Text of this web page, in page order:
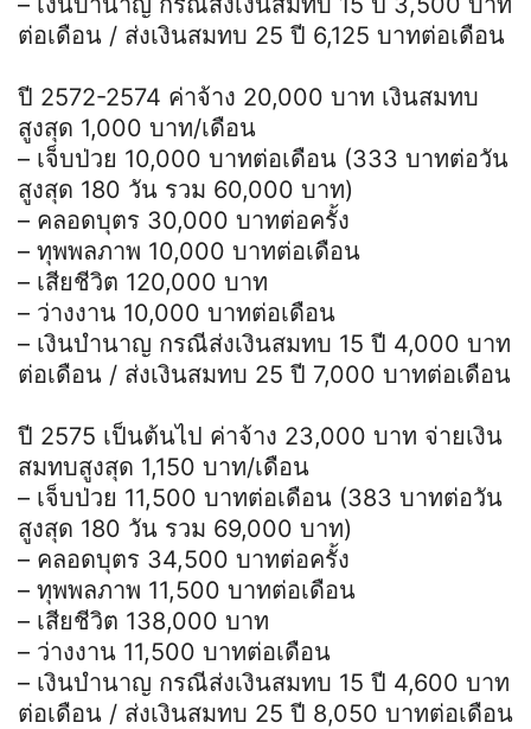
ต่อเดือน / ส่งเงินสมทบ 25 ปี 6,125 บาทต่อเดือน
ปี 2572-2574 ค่าจ้าง 20,000 บาท เงินสมทบ
สูงสุด 1,000 บาท/เดือน
– เจ็บป่วย 10,000 บาทต่อเดือน (333 บาทต่อวัน
สูงสุด 180 วัน รวม 60,000 บาท)
– คลอดบุตร 30,000 บาทต่อครั้ง
– ทุพพลภาพ 10,000 บาทต่อเดือน
– เสียชีวิต 120,000 บาท
– ว่างงาน 10,000 บาทต่อเดือน
– เงินบำนาญ กรณีส่งเงินสมทบ 15 ปี 4,000 บาท
ต่อเดือน / ส่งเงินสมทบ 25 ปี 7,000 บาทต่อเดือน
ปี 2575 เป็นต้นไป ค่าจ้าง 23,000 บาท จ่ายเงิน
สมทบสูงสุด 1,150 บาท/เดือน
– เจ็บป่วย 11,500 บาทต่อเดือน (383 บาทต่อวัน
สูงสุด 180 วัน รวม 69,000 บาท)
– คลอดบุตร 34,500 บาทต่อครั้ง
– ทุพพลภาพ 11,500 บาทต่อเดือน
– เสียชีวิต 138,000 บาท
– ว่างงาน 11,500 บาทต่อเดือน
– เงินบำนาญ กรณีส่งเงินสมทบ 15 ปี 4,600 บาท
ต่อเดือน / ส่งเงินสมทบ 25 ปี 8,050 บาทต่อเดือน